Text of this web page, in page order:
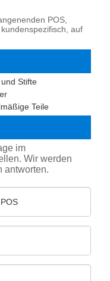
POS,
auf
Stifte
Teile
im
Wir werden
antworten.